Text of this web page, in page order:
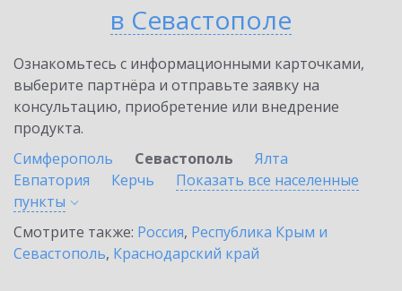
в Севастополе
Ознакомьтесь с информационными карточками,
выберите партнёра и отправьте заявку на
консультацию, приобретение или внедрение
продукта.
Симферополь
Севастополь
Ялта
Евпатория
Керчь
Показать все населенные
пункты
Смотрите также: Россия, Республика Крым и
Севастополь, Краснодарский край